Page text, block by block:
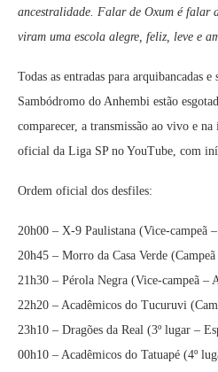
ancestralidade. Falar de Oxum é falar
viram uma escola alegre, feliz, leve e
Todas as entradas para arquibancadas e
Sambódromo do Anhembi estão
comparecer, a transmissão ao vivo e
oficial da Liga SP no YouTube, com
Ordem oficial dos desfiles:
20h00 – X-9 Paulistana (Vice-campeã
20h45 – Morro da Casa Verde (Campeã
21h30 – Pérola Negra (Vice-campeã –
22h20 – Acadêmicos do Tucuruvi
23h10 – Dragões da Real (3º lugar –
00h10 – Acadêmicos do Tatuapé (4º